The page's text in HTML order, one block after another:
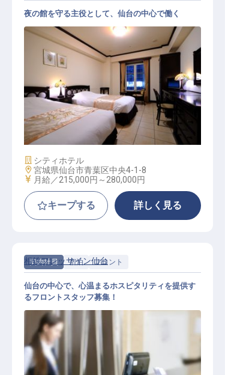
フロント 夜勤インチャージ
夜の館を守る主役として、仙台の中心で働く
施設業態
シティホテル
勤務地
宮城県仙台市青葉区中央4-1-8
給与
月給／215,000円～ 280,000円
キープする 詳しく見る
契約社員 宿泊 フロント
相鉄フレッサイン仙台
仙台の中心で、心温まるホスピタリティを提供す
るフロントスタッフ募集！